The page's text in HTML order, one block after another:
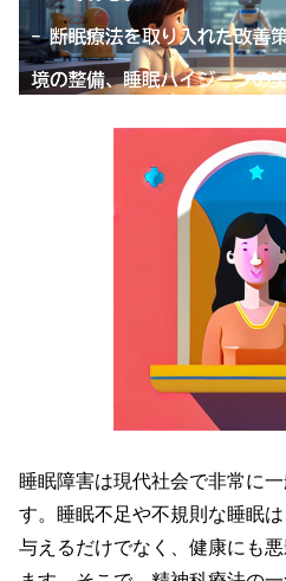
睡眠障害は現代社会で非常に
す。睡眠不足や不規則な睡眠
与えるだけでなく、健康にも